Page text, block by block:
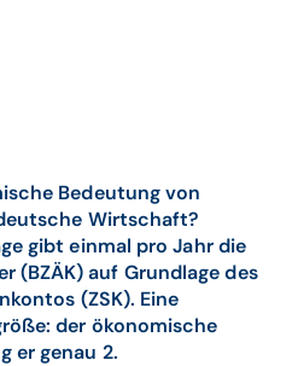
Bedeutung von
Wirtschaft?
gibt einmal pro Jahr die
(BZÄK) auf Grundlage des
(ZSK). Eine
der ökonomische
er genau 2.